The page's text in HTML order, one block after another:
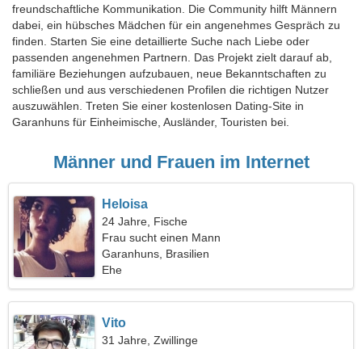
freundschaftliche Kommunikation. Die Community hilft Männern
dabei, ein hübsches Mädchen für ein angenehmes Gespräch zu
finden. Starten Sie eine detaillierte Suche nach Liebe oder
passenden angenehmen Partnern. Das Projekt zielt darauf ab,
familiäre Beziehungen aufzubauen, neue Bekanntschaften zu
schließen und aus verschiedenen Profilen die richtigen Nutzer
auszuwählen. Treten Sie einer kostenlosen Dating-Site in
Garanhuns für Einheimische, Ausländer, Touristen bei.
Männer und Frauen im Internet
Heloisa
24 Jahre, Fische
Frau sucht einen Mann
Garanhuns, Brasilien
Ehe
Vito
31 Jahre, Zwillinge